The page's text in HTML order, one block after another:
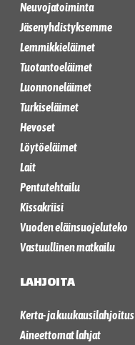
Neuvojatoiminta
Jäsenyhdistyksemme
Lemmikkieläimet
Tuotantoeläimet
Luonnoneläimet
Turkiseläimet
Hevoset
Löytöeläimet
Lait
Pentutehtailu
Kissakriisi
Vuoden eläinsuojeluteko
Vastuullinen matkailu
LAHJOITA
Kerta- ja kuukausilahjoitus
Aineettomat lahjat